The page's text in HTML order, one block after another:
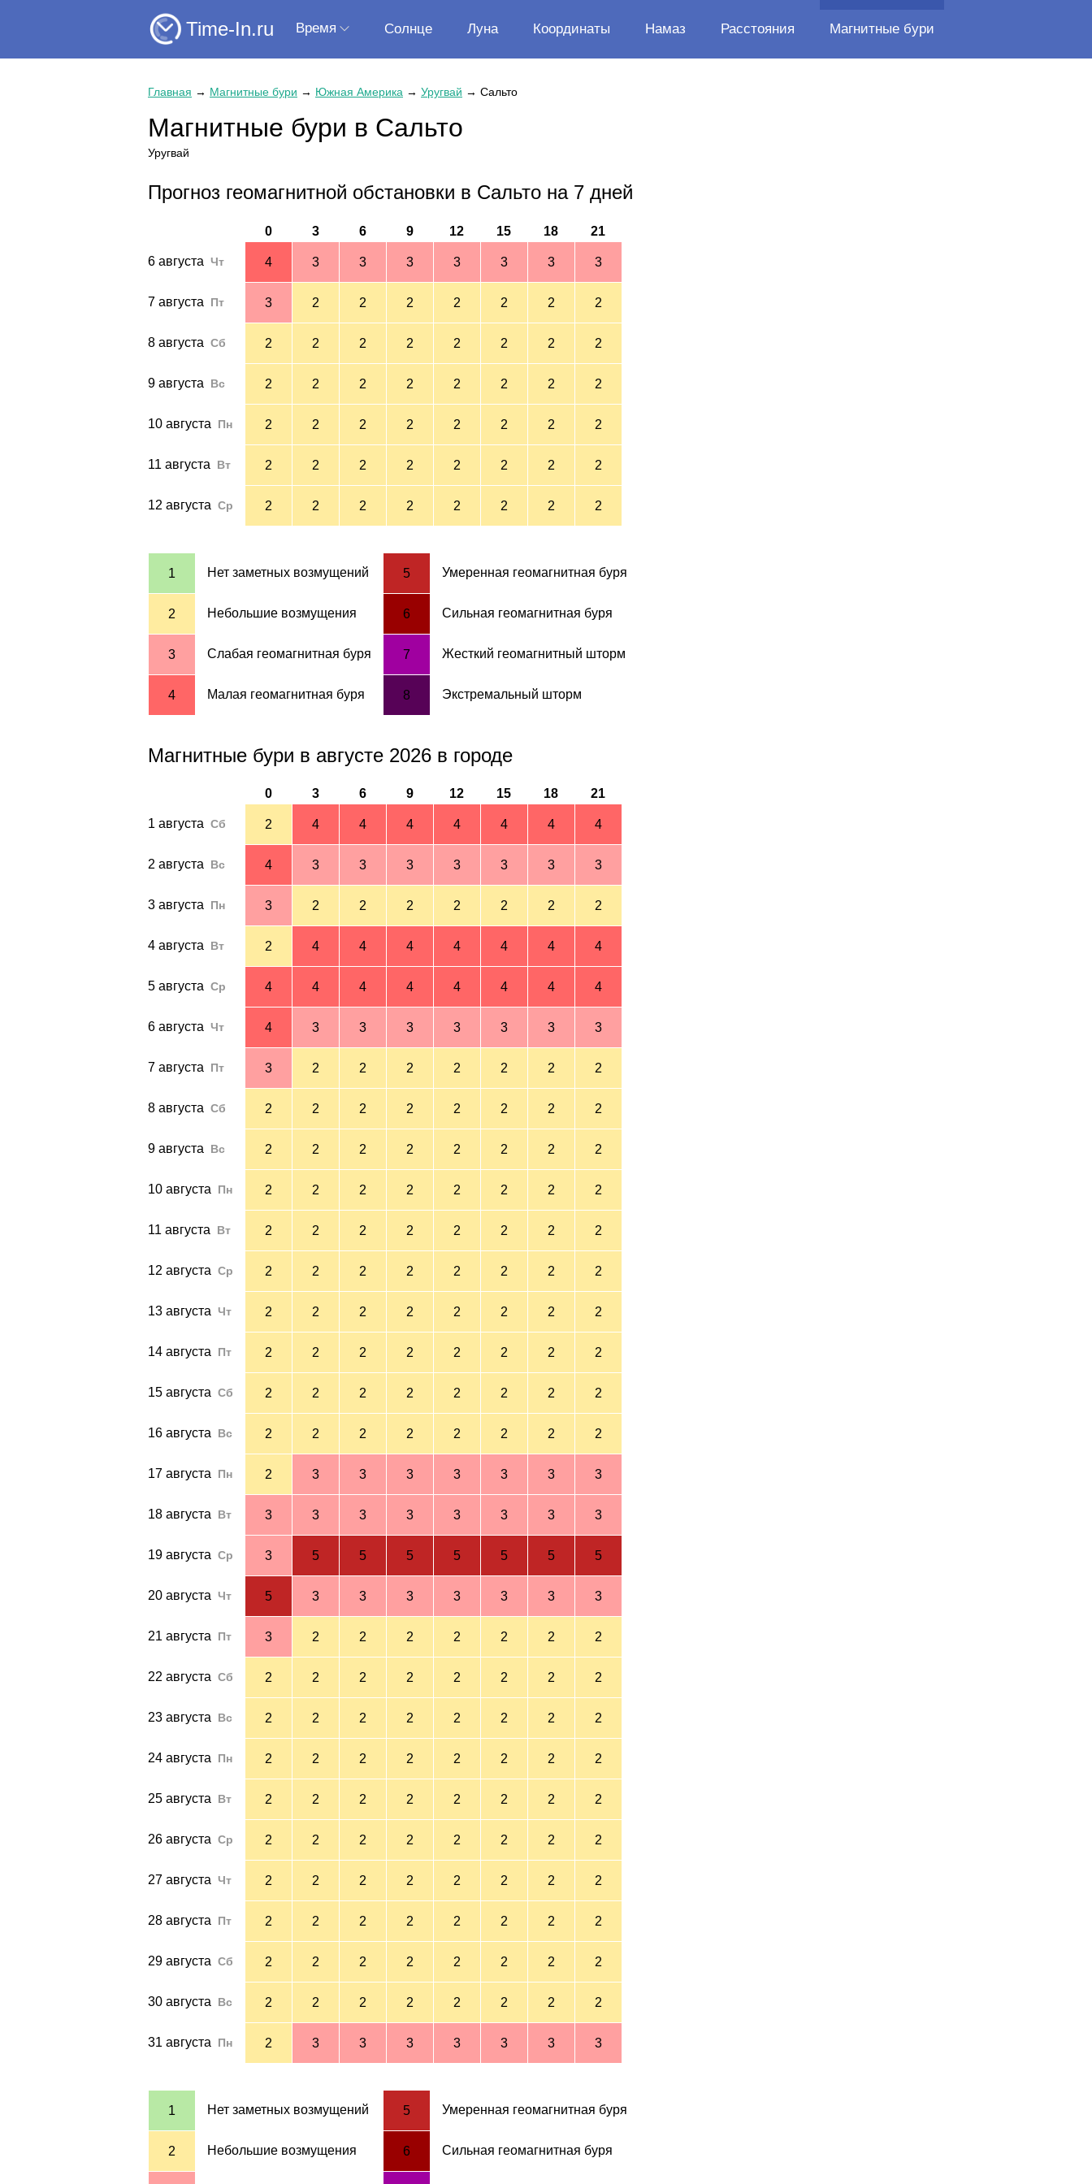
Time-In.ru Время Солнце Луна Координаты Намаз Расстояния Магнитные бури
Главная → Магнитные бури → Южная Америка → Уругвай → Сальто
Магнитные бури в Сальто
Уругвай
Прогноз геомагнитной обстановки в Сальто на 7 дней
0 3 6 9 12 15 18 21
6 августа Чт 4 3 3 3 3 3 3 3
7 августа Пт 3 2 2 2 2 2 2 2
8 августа Сб 2 2 2 2 2 2 2 2
9 августа Вс 2 2 2 2 2 2 2 2
10 августа Пн 2 2 2 2 2 2 2 2
11 августа Вт 2 2 2 2 2 2 2 2
12 августа Ср 2 2 2 2 2 2 2 2
1 Нет заметных возмущений 5 Умеренная геомагнитная буря
2 Небольшие возмущения 6 Сильная геомагнитная буря
3 Слабая геомагнитная буря 7 Жесткий геомагнитный шторм
4 Малая геомагнитная буря 8 Экстремальный шторм
Магнитные бури в августе 2026 в городе
0 3 6 9 12 15 18 21
1 августа Сб 2 4 4 4 4 4 4 4
2 августа Вс 4 3 3 3 3 3 3 3
3 августа Пн 3 2 2 2 2 2 2 2
4 августа Вт 2 4 4 4 4 4 4 4
5 августа Ср 4 4 4 4 4 4 4 4
6 августа Чт 4 3 3 3 3 3 3 3
7 августа Пт 3 2 2 2 2 2 2 2
8 августа Сб 2 2 2 2 2 2 2 2
9 августа Вс 2 2 2 2 2 2 2 2
10 августа Пн 2 2 2 2 2 2 2 2
11 августа Вт 2 2 2 2 2 2 2 2
12 августа Ср 2 2 2 2 2 2 2 2
13 августа Чт 2 2 2 2 2 2 2 2
14 августа Пт 2 2 2 2 2 2 2 2
15 августа Сб 2 2 2 2 2 2 2 2
16 августа Вс 2 2 2 2 2 2 2 2
17 августа Пн 2 3 3 3 3 3 3 3
18 августа Вт 3 3 3 3 3 3 3 3
19 августа Ср 3 5 5 5 5 5 5 5
20 августа Чт 5 3 3 3 3 3 3 3
21 августа Пт 3 2 2 2 2 2 2 2
22 августа Сб 2 2 2 2 2 2 2 2
23 августа Вс 2 2 2 2 2 2 2 2
24 августа Пн 2 2 2 2 2 2 2 2
25 августа Вт 2 2 2 2 2 2 2 2
26 августа Ср 2 2 2 2 2 2 2 2
27 августа Чт 2 2 2 2 2 2 2 2
28 августа Пт 2 2 2 2 2 2 2 2
29 августа Сб 2 2 2 2 2 2 2 2
30 августа Вс 2 2 2 2 2 2 2 2
31 августа Пн 2 3 3 3 3 3 3 3
1 Нет заметных возмущений 5 Умеренная геомагнитная буря
2 Небольшие возмущения 6 Сильная геомагнитная буря